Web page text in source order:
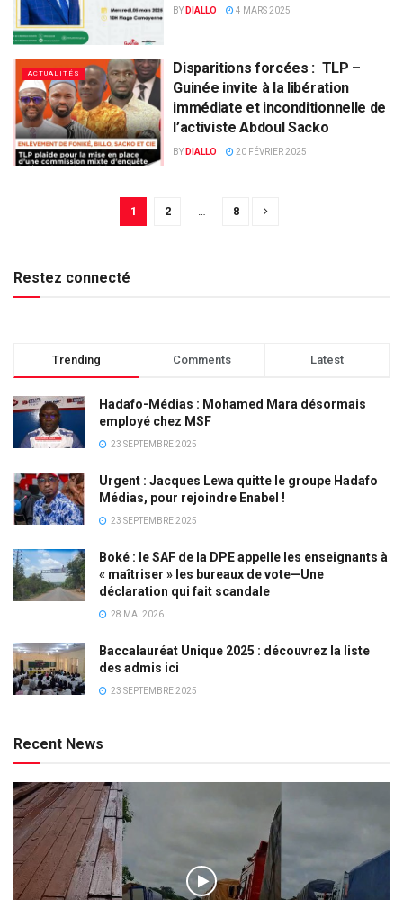
BY DIALLO 4 MARS 2025
ACTUALITÉS
Disparitions forcées : TLP –
Guinée invite à la libération
immédiate et inconditionnelle de
l’activiste Abdoul Sacko
BY DIALLO 20 FÉVRIER 2025
1 2 … 8
Restez connecté
Trending Comments Latest
Hadafo-Médias : Mohamed Mara désormais
employé chez MSF
23 SEPTEMBRE 2025
Urgent : Jacques Lewa quitte le groupe Hadafo
Médias, pour rejoindre Enabel !
23 SEPTEMBRE 2025
Boké : le SAF de la DPE appelle les enseignants à
« maîtriser » les bureaux de vote—Une
déclaration qui fait scandale
28 MAI 2026
Baccalauréat Unique 2025 : découvrez la liste
des admis ici
23 SEPTEMBRE 2025
Recent News